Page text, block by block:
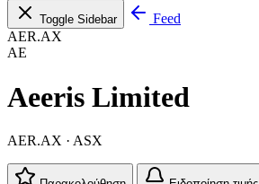
Toggle Sidebar
Feed
AER.AX
AE
Aeeris Limited
AER.AX · ASX